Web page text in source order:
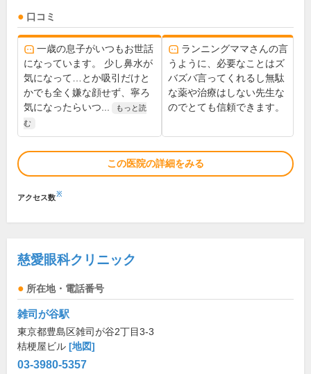
口コミ
一歳の息子がいつもお世話
になっています。 少し鼻水が
気になって…とか吸引だけと
かでも全く嫌な顔せず、寧ろ
気になったらいつ...
もっと読
む
ランニングママさんの言
うように、必要なことはズ
バズバ言ってくれるし無駄
な薬や治療はしない先生な
のでとても信頼できます。
この医院の詳細をみる
アクセス数※
慈愛眼科クリニック
所在地・電話番号
雑司が谷駅
東京都豊島区雑司が谷2丁目3-3
桔梗屋ビル [地図]
03-3980-5357